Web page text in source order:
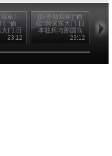
察》
“偷
门 日
那国岛
23:12
[防务新观察]“偷
窥”我国东大门 日
本驻兵与那国岛
2013031623:12
闯
格